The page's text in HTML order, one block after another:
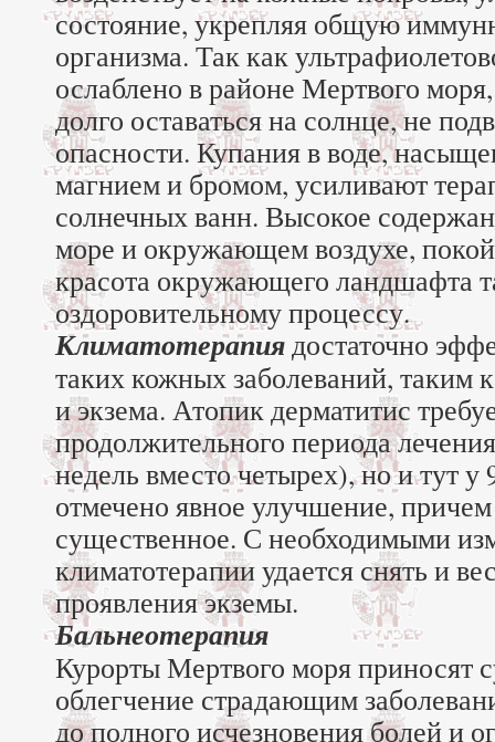
состояние, укрепляя общую
организма. Так как
ослаблено в районе Мертвого
долго оставаться на солнце, не
опасности. Купания в воде,
магнием и бромом, усиливают
солнечных ванн. Высокое
море и окружающем воздухе,
красота окружающего ландшафта
оздоровительному процессу.
Климатотерапиядостаточно
таких кожных заболеваний, таким
и экзема. Атопик дерматитис
продолжительного периода
недель вместо четырех), но и тут
отмечено явное улучшение,
существенное. С необходимыми
климатотерапии удается снять и
проявления экземы.
Бальнеотерапия
Курорты Мертвого моря приносят
облегчение страдающим
до полного исчезновения болей и